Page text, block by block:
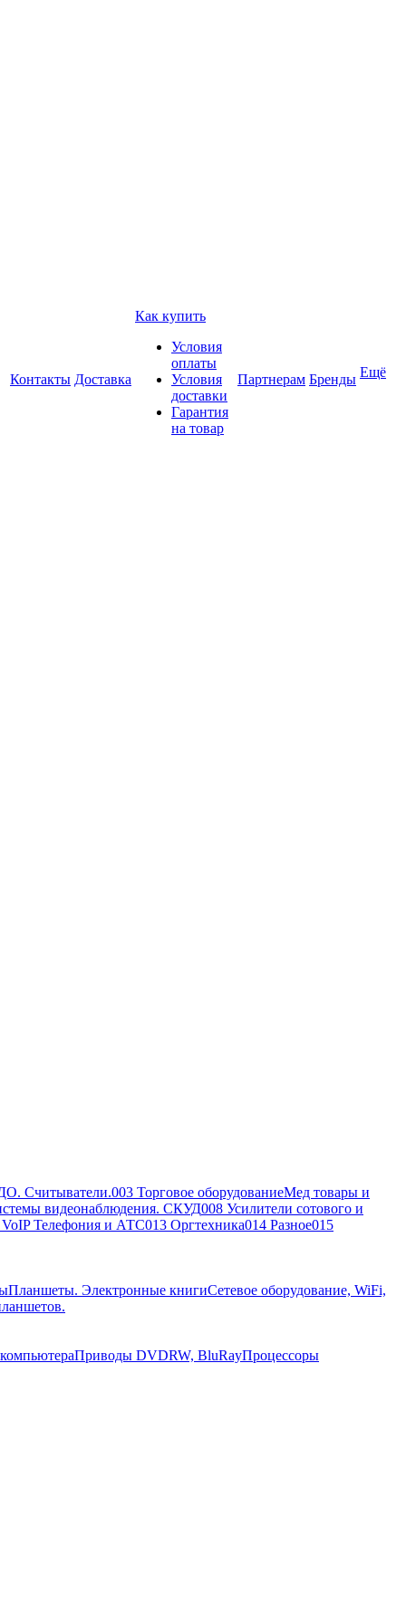
Контакты Доставка
Как купить
Условия
оплаты
Условия
доставки
Гарантия
на товар
Партнерам Бренды Ещё
Считыватели.003 Торговое оборудованиеМед товары и
видеонаблюдения. СКУД008 Усилители сотового и
VoIP Телефония и АТС013 Оргтехника014 Разное015
Планшеты. Электронные книгиСетевое оборудование, WiFi,
Приводы DVDRW, BluRayПроцессоры